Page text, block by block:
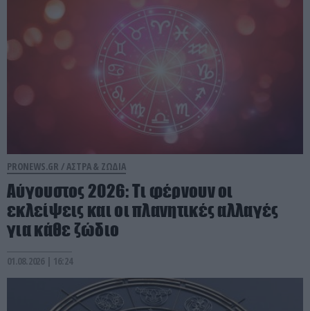
PRONEWS.GR /ΑΣΤΡΑ & ΖΩΔΙΑ
Αύγουστος 2026: Τι φέρνουν οι
εκλείψεις και οι πλανητικές αλλαγές
για κάθε ζώδιο
01.08.2026 | 16:24